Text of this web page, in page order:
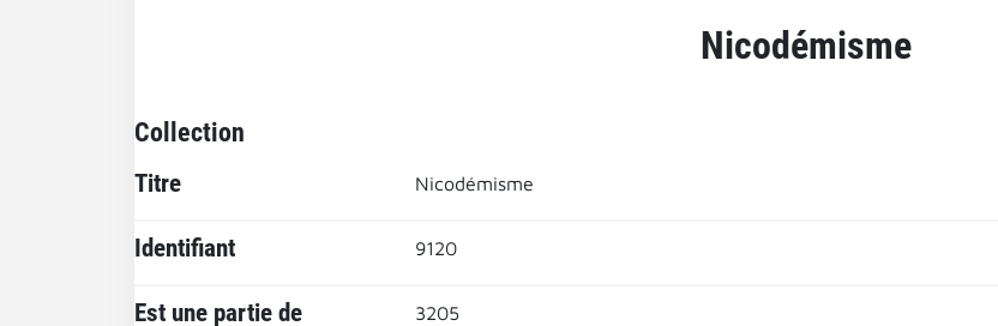
Nicodémisme
Collection
Titre Nicodémisme
Identifiant 9120
Est une partie de 3205